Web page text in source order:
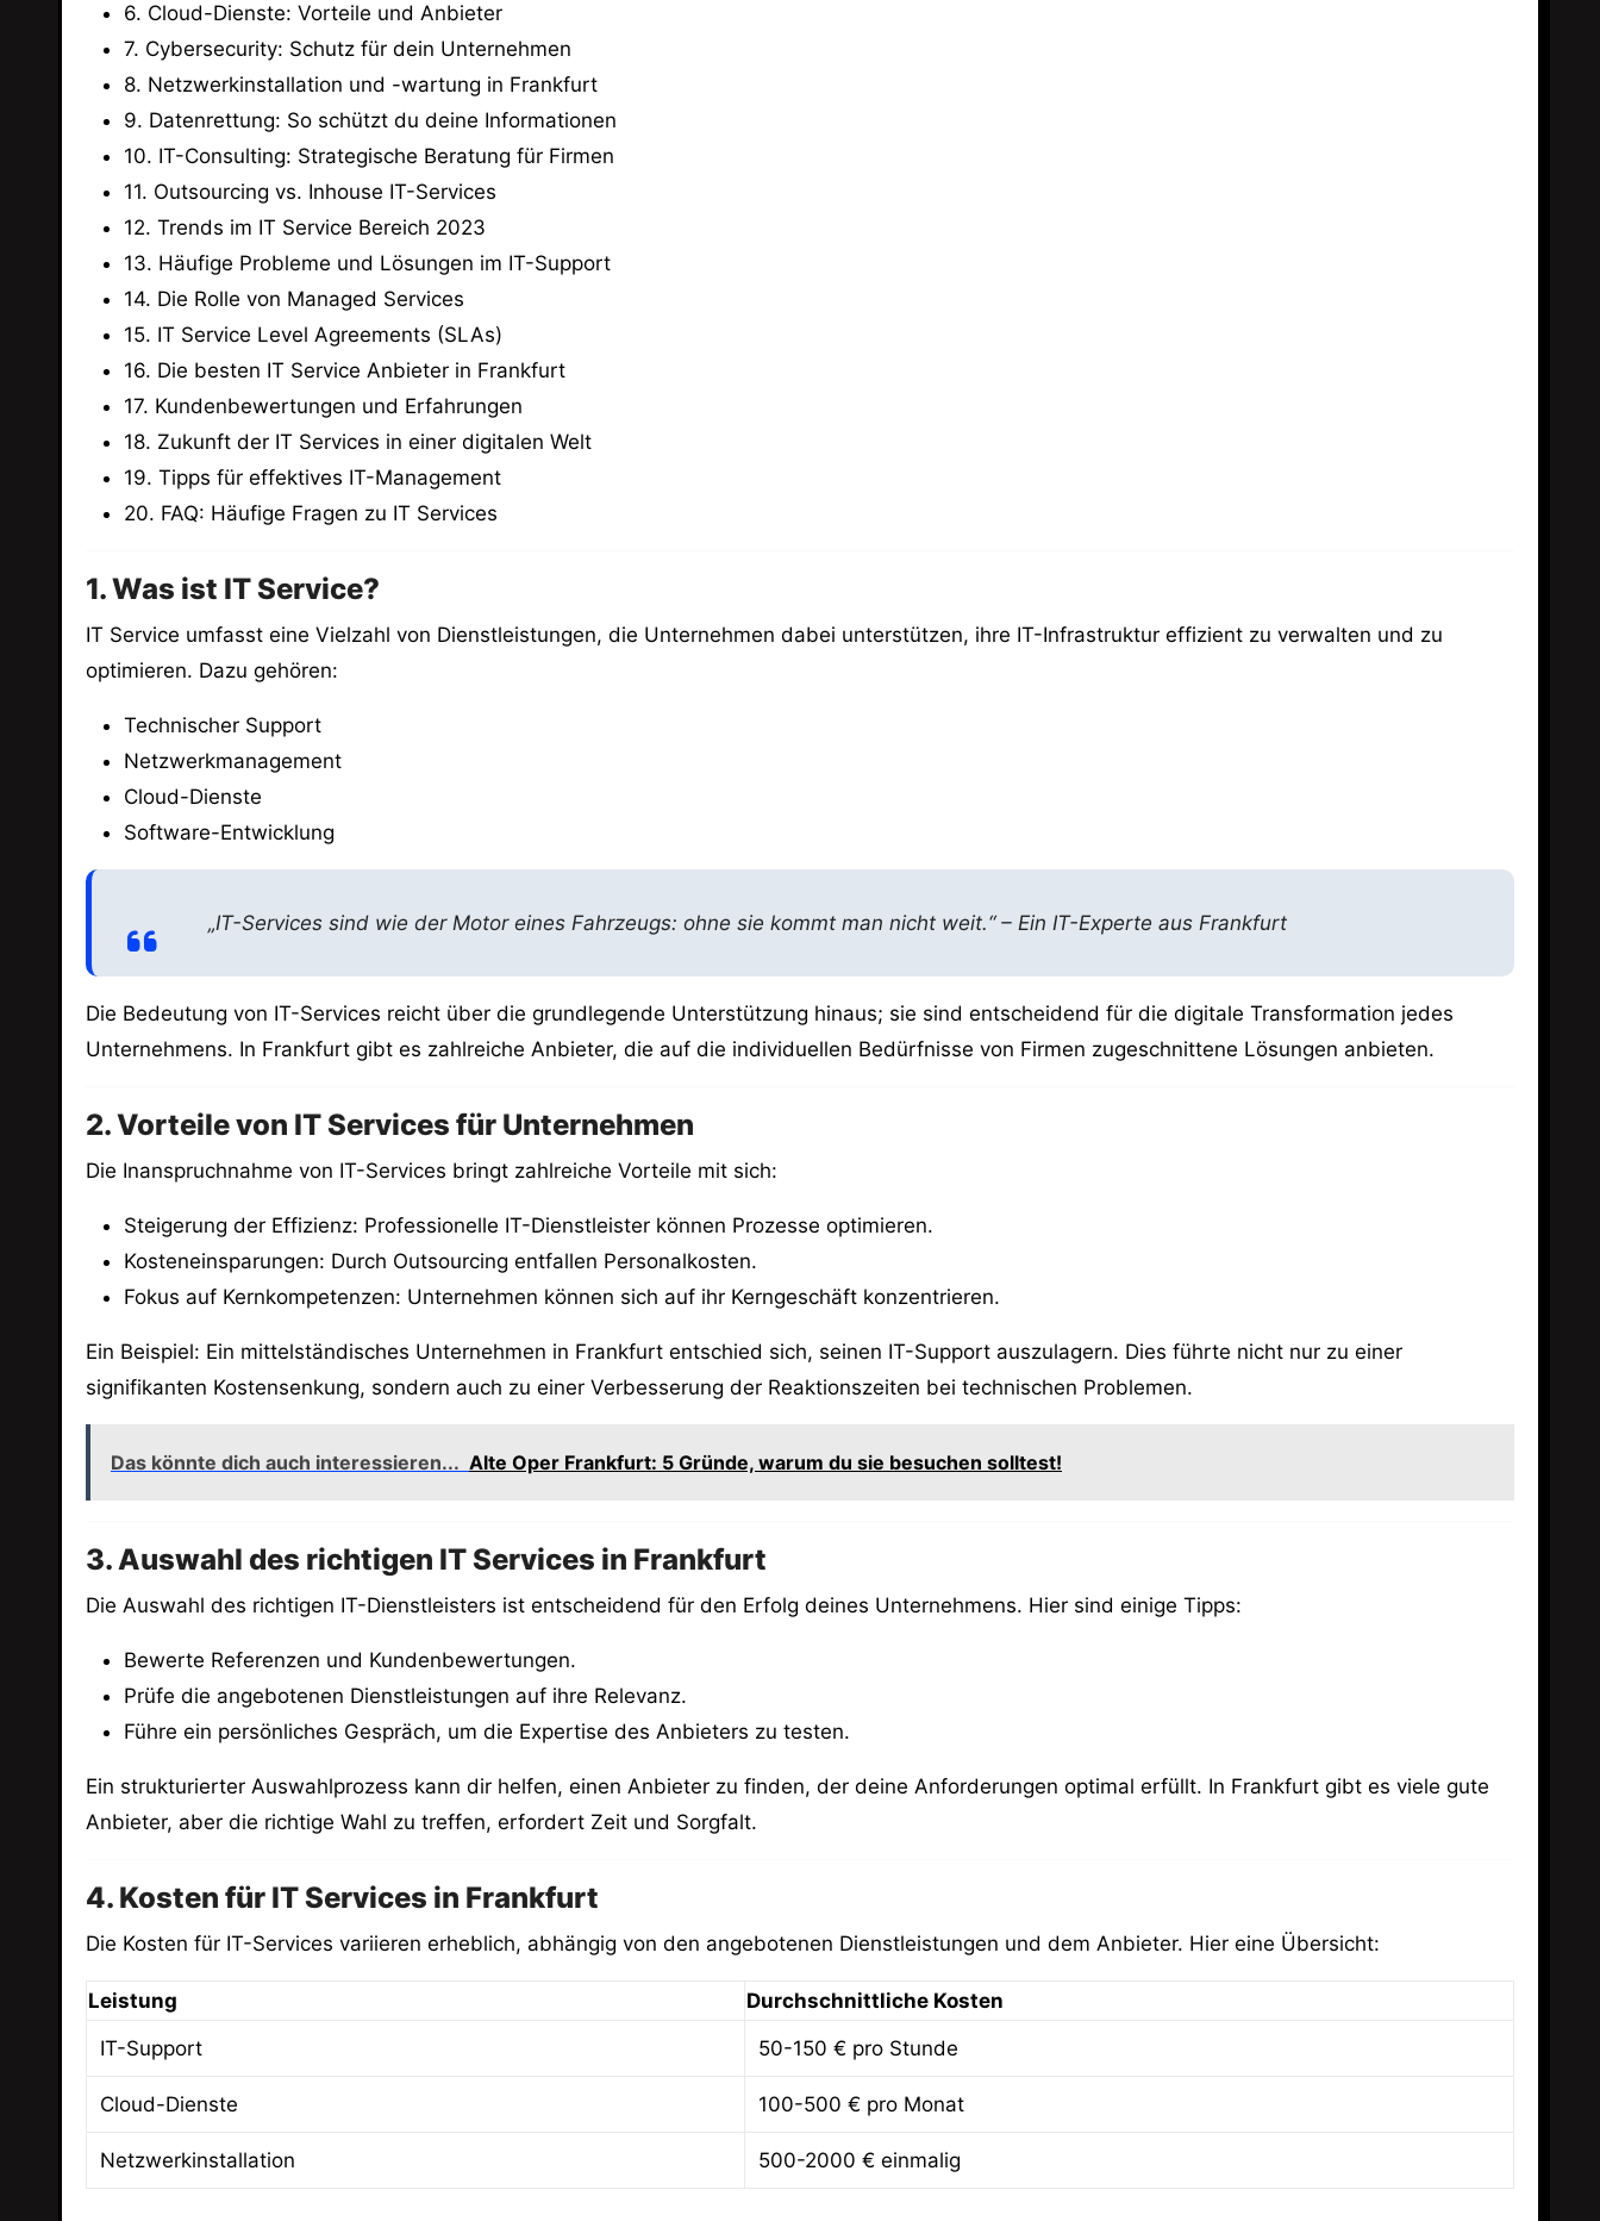
6. Cloud-Dienste: Vorteile und Anbieter
7. Cybersecurity: Schutz für dein Unternehmen
8. Netzwerkinstallation und -wartung in Frankfurt
9. Datenrettung: So schützt du deine Informationen
10. IT-Consulting: Strategische Beratung für Firmen
11. Outsourcing vs. Inhouse IT-Services
12. Trends im IT Service Bereich 2023
13. Häufige Probleme und Lösungen im IT-Support
14. Die Rolle von Managed Services
15. IT Service Level Agreements (SLAs)
16. Die besten IT Service Anbieter in Frankfurt
17. Kundenbewertungen und Erfahrungen
18. Zukunft der IT Services in einer digitalen Welt
19. Tipps für effektives IT-Management
20. FAQ: Häufige Fragen zu IT Services
1. Was ist IT Service?
IT Service umfasst eine Vielzahl von Dienstleistungen, die Unternehmen dabei unterstützen, ihre IT-Infrastruktur effizient zu verwalten und zu
optimieren. Dazu gehören:
Technischer Support
Netzwerkmanagement
Cloud-Dienste
Software-Entwicklung
„IT-Services sind wie der Motor eines Fahrzeugs: ohne sie kommt man nicht weit.“ – Ein IT-Experte aus Frankfurt
Die Bedeutung von IT-Services reicht über die grundlegende Unterstützung hinaus; sie sind entscheidend für die digitale Transformation jedes
Unternehmens. In Frankfurt gibt es zahlreiche Anbieter, die auf die individuellen Bedürfnisse von Firmen zugeschnittene Lösungen anbieten.
2. Vorteile von IT Services für Unternehmen
Die Inanspruchnahme von IT-Services bringt zahlreiche Vorteile mit sich:
Steigerung der Effizienz: Professionelle IT-Dienstleister können Prozesse optimieren.
Kosteneinsparungen: Durch Outsourcing entfallen Personalkosten.
Fokus auf Kernkompetenzen: Unternehmen können sich auf ihr Kerngeschäft konzentrieren.
Ein Beispiel: Ein mittelständisches Unternehmen in Frankfurt entschied sich, seinen IT-Support auszulagern. Dies führte nicht nur zu einer
signifikanten Kostensenkung, sondern auch zu einer Verbesserung der Reaktionszeiten bei technischen Problemen.
Das könnte dich auch interessieren... Alte Oper Frankfurt: 5 Gründe, warum du sie besuchen solltest!
3. Auswahl des richtigen IT Services in Frankfurt
Die Auswahl des richtigen IT-Dienstleisters ist entscheidend für den Erfolg deines Unternehmens. Hier sind einige Tipps:
Bewerte Referenzen und Kundenbewertungen.
Prüfe die angebotenen Dienstleistungen auf ihre Relevanz.
Führe ein persönliches Gespräch, um die Expertise des Anbieters zu testen.
Ein strukturierter Auswahlprozess kann dir helfen, einen Anbieter zu finden, der deine Anforderungen optimal erfüllt. In Frankfurt gibt es viele gute
Anbieter, aber die richtige Wahl zu treffen, erfordert Zeit und Sorgfalt.
4. Kosten für IT Services in Frankfurt
Die Kosten für IT-Services variieren erheblich, abhängig von den angebotenen Dienstleistungen und dem Anbieter. Hier eine Übersicht:
Leistung
Durchschnittliche Kosten
IT-Support
50-150 € pro Stunde
Cloud-Dienste 100-500 € pro Monat
Netzwerkinstallation 500-2000 € einmalig